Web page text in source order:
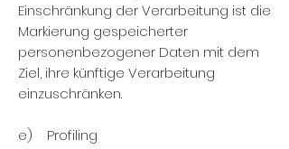
Einschränkung der Verarbeitung ist die
Markierung gespeicherter
personenbezogener Daten mit dem
Ziel, ihre künftige Verarbeitung
einzuschränken.
e) Profiling